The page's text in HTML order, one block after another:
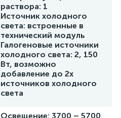
раствора: 1
Источник холодного
света: встроенные в
технический модуль
Галогеновые источники
холодного света: 2, 150
Вт, возможно
добавление до 2х
источников холодного
света
Освещение: 3700 – 5700